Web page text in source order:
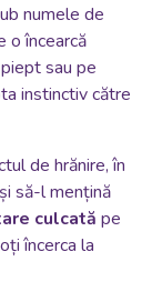
numele de
o încearcă
sau pe
instinctiv către
de hrănire, în
să-l mențină
culcată pe
încerca la